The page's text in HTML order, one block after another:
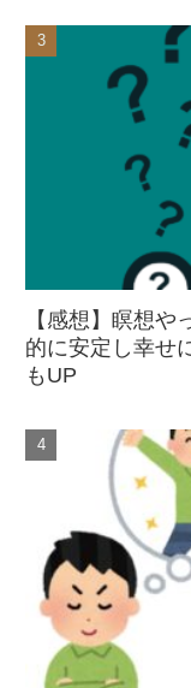
【感想】瞑想
的に安定し幸せ
もUP